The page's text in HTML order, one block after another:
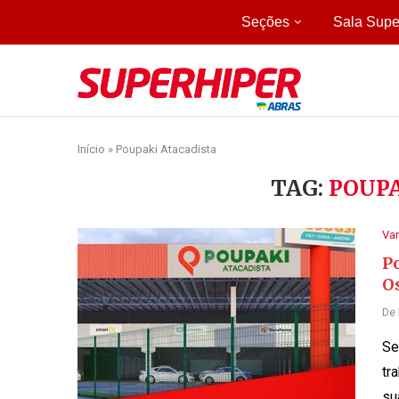
Seções Sala
Início » Poupaki Atacadista
TAG:
De